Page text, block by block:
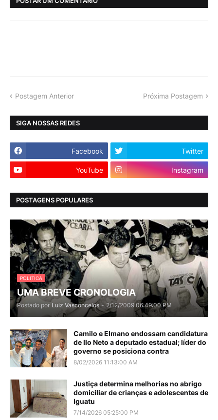
Postagem Anterior Próxima Postagem
SIGA NOSSAS REDES
Facebook Twitter
YouTube Instagram
POSTAGENS POPULARES
POLITICA
UMA BREVE CRONOLOGIA
Postado por Luiz Vasconcelos - 2/12/2009 06:49:00 PM
Camilo e Elmano endossam candidatura
de Ilo Neto a deputado estadual; líder do
governo se posiciona contra
8/02/2026 11:13:00 AM
Justiça determina melhorias no abrigo
domiciliar de crianças e adolescentes de
Iguatu
7/14/2026 05:25:00 PM